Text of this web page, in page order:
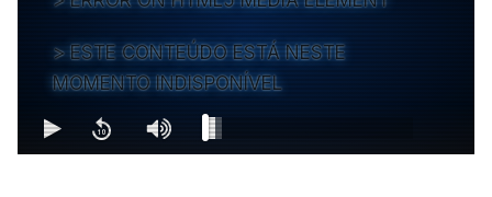
ESTE CONTEÚDO ESTÁ NESTE
MOMENTO INDISPONÍVEL